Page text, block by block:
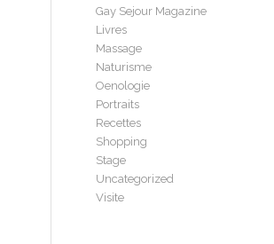
Gay Sejour Magazine
Livres
Massage
Naturisme
Oenologie
Portraits
Recettes
Shopping
Stage
Uncategorized
Visite